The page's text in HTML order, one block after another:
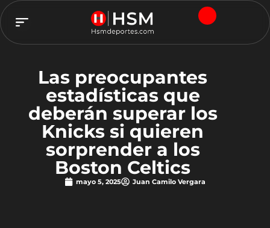
Las preocupantes
estadísticas que
deberán superar los
Knicks si quieren
sorprender a los
Boston Celtics
mayo 5, 2025 Juan Camilo Vergara